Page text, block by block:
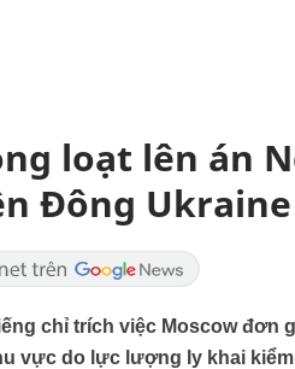
loạt lên án
Đông Ukraine
chỉ trích việc Moscow đơn
vực do lực lượng ly khai